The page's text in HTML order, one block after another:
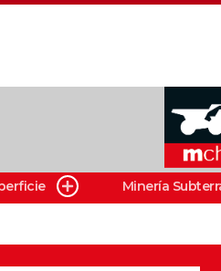
Minería